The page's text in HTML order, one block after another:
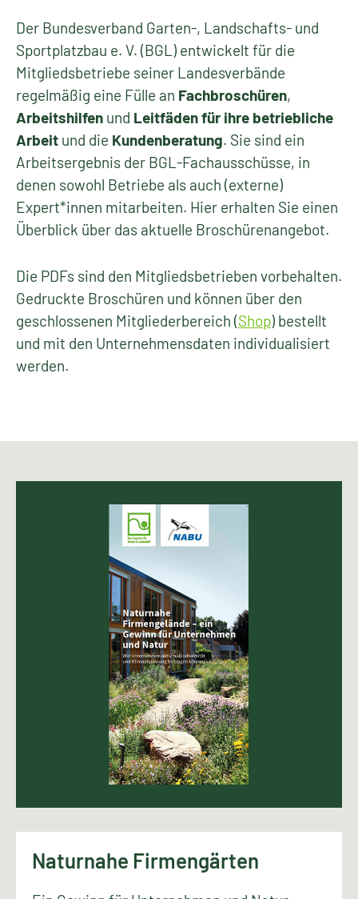
Der Bundesverband Garten-, Landschafts- und
Sportplatzbau e. V. (BGL) entwickelt für die
Mitgliedsbetriebe seiner Landesverbände
regelmäßig eine Fülle an Fachbroschüren,
Arbeitshilfen und Leitfäden für ihre betriebliche
Arbeit und die Kundenberatung. Sie sind ein
Arbeitsergebnis der BGL-Fachausschüsse, in
denen sowohl Betriebe als auch (externe)
Expert*innen mitarbeiten. Hier erhalten Sie einen
Überblick über das aktuelle Broschürenangebot.
Die PDFs sind den Mitgliedsbetrieben vorbehalten.
Gedruckte Broschüren und können über den
geschlossenen Mitgliederbereich (Shop) bestellt
und mit den Unternehmensdaten individualisiert
werden.
Naturnahe Firmengärten